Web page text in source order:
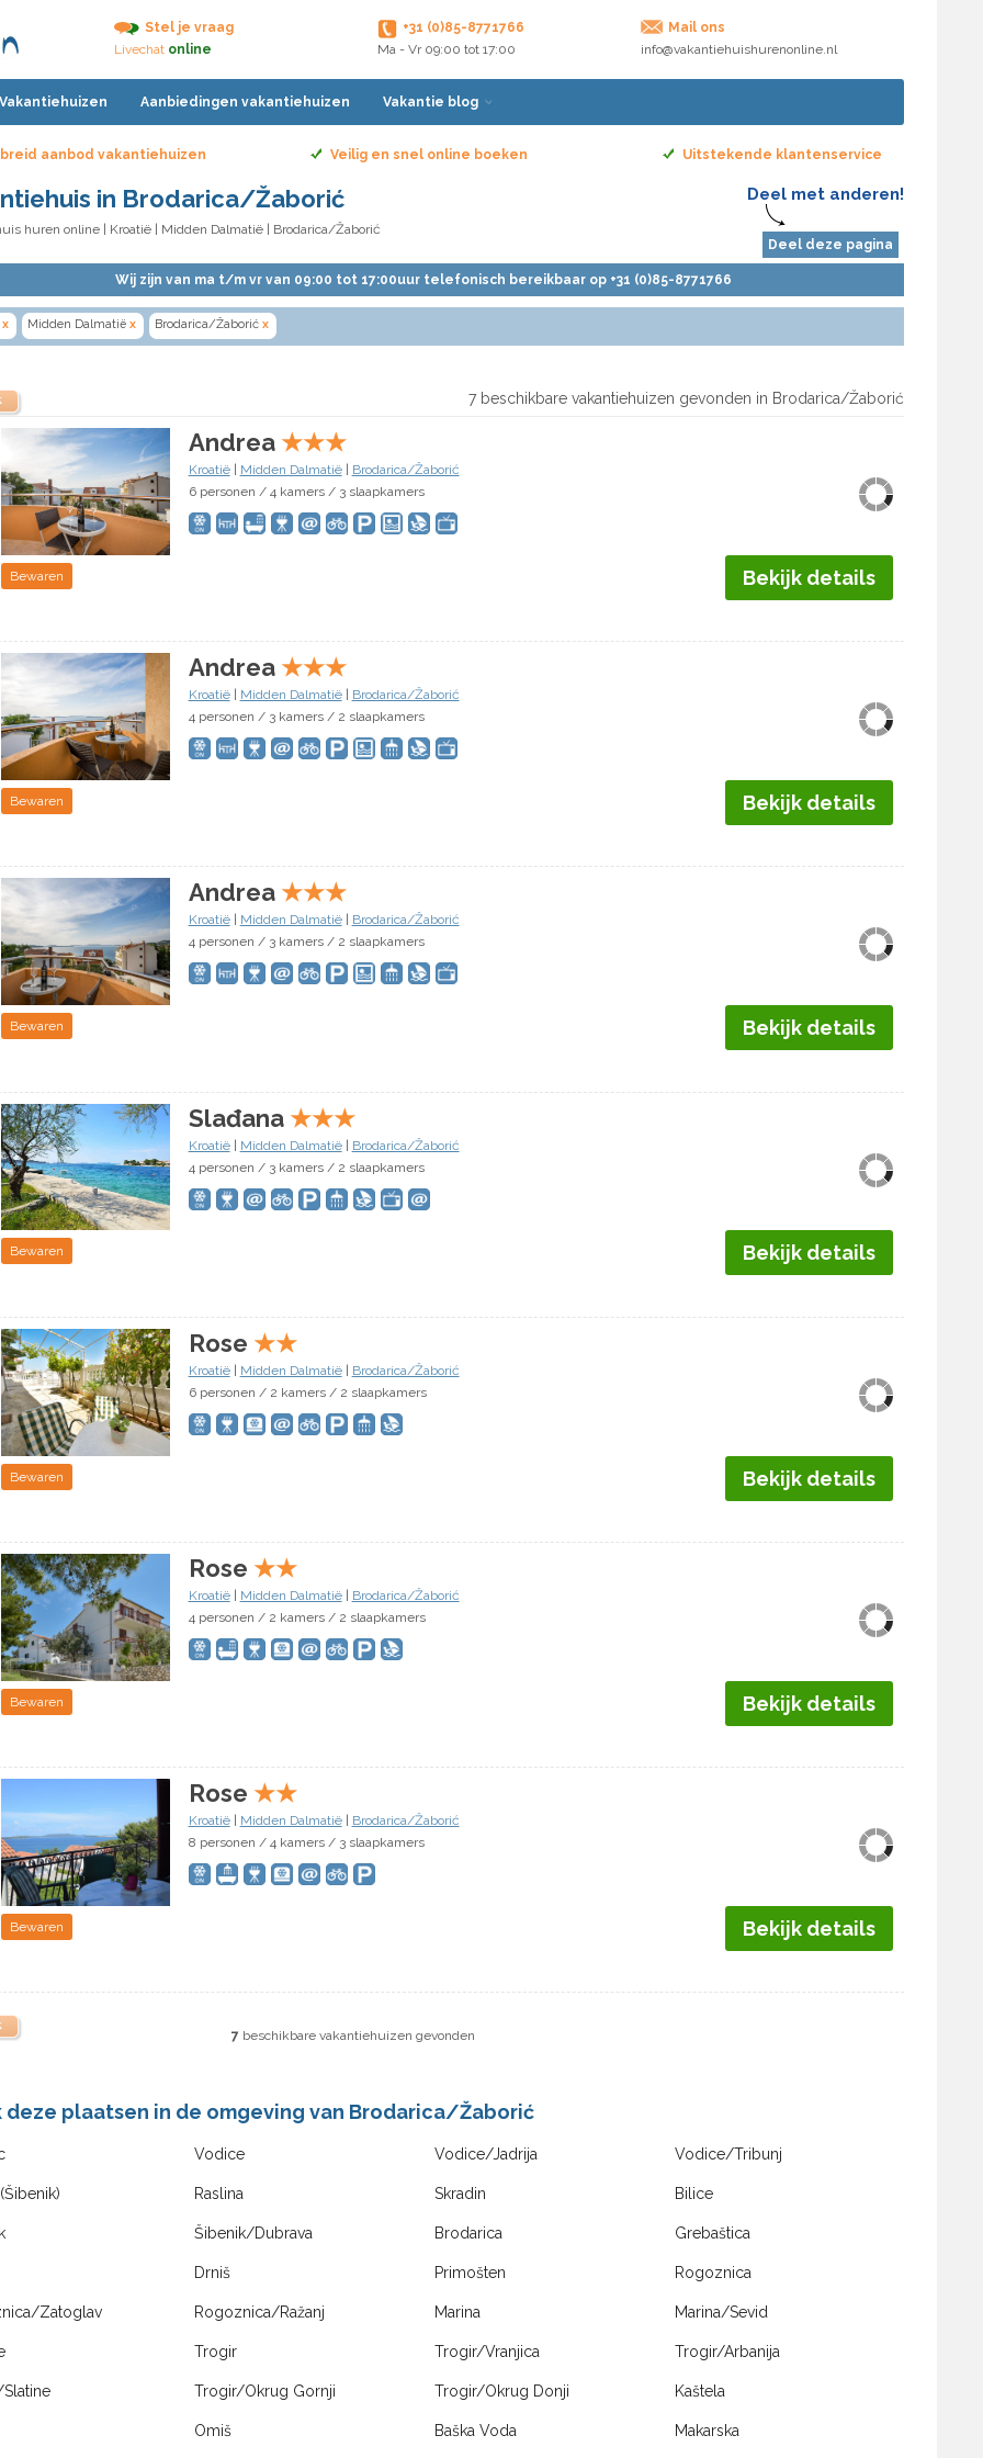
Stel je vraag
Livechat online
+31 (0)85-8771766
Ma - Vr 09:00 tot 17:00
Mail ons
info@vakantiehuishurenonline.nl
Aanbiedingen vakantiehuizen Vakantie blog
aanbod vakantiehuizen Veilig en snel online boeken Uitstekende klantenservice
Deel met anderen!
Deel deze pagina
in Brodarica/Žaborić
huren online Kroatië Midden Dalmatië | Brodarica/Žaborić
Wij zijn van ma t/m vr van 09:00 tot 17:00uur telefonisch bereikbaar op +31 (0)85-8771766
x Midden Dalmatië x Brodarica/Žaborić x
7 beschikbare vakantiehuizen gevonden in Brodarica/Žaborić
Andrea ★★★
Kroatië| Midden Dalmatië|
Brodarica/Žaborić
6 personen / 4 kamers / 3 slaapkamers
Bewaren Bekijk details
Andrea ★★★
Kroatië| Midden Dalmatië|
Brodarica/Žaborić
4 personen / 3 kamers / 2 slaapkamers
Bewaren Bekijk details
Andrea ★★★
Kroatië| Midden Dalmatië|
Brodarica/Žaborić
4 personen / 3 kamers / 2 slaapkamers
Bewaren Bekijk details
Slađana ★★★
Kroatië| Midden Dalmatië| Brodarica/Žaborić
4 personen / 3 kamers / 2 slaapkamers
Bewaren Bekijk details
Rose ★★
Kroatië| Midden Dalmatië| Brodarica/Žaborić
6 personen / 2 kamers / 2 slaapkamers
Bewaren Bekijk details
Rose ★★
Kroatië| Midden Dalmatië|
Brodarica/Žaborić
4 personen / 2 kamers / 2 slaapkamers
Bewaren Bekijk details
Rose ★★
Kroatië| Midden Dalmatië|
Brodarica/Žaborić
8 personen / 4 kamers / 3 slaapkamers
Bewaren Bekijk details
7beschikbare vakantiehuizen gevonden
deze plaatsen in de omgeving van Brodarica/Žaborić
Vodice Vodice/Jadrija Vodice/Tribunj
Raslina Skradin Bilice
Šibenik/Dubrava Brodarica Grebaštica
Drniš Primošten Rogoznica
Zatoglav Rogoznica/Ražanj Marina Marina/Sevid
Trogir Trogir/Vranjica Trogir/Arbanija
Trogir/Okrug Gornji Trogir/Okrug Donji Kaštela
Omiš Baška Voda Makarska